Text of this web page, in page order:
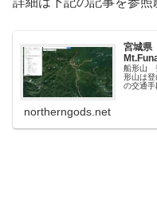
宮城
船形山
形山は
の交通手
northerngods.net